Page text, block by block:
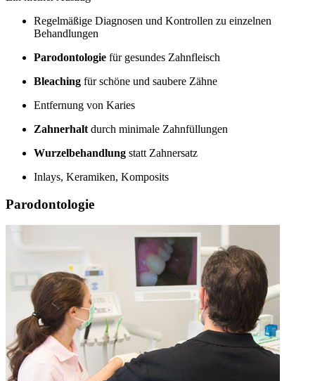
Regelmäßige Diagnosen und Kontrollen zu einzelnen
Behandlungen
Parodontologie für gesundes Zahnfleisch
Bleaching für schöne und saubere Zähne
Entfernung von Karies
Zahnerhalt durch minimale Zahnfüllungen
Wurzelbehandlung statt Zahnersatz
Inlays, Keramiken, Komposits
Parodontologie